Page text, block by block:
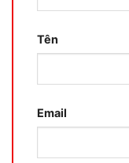
Tên
Email